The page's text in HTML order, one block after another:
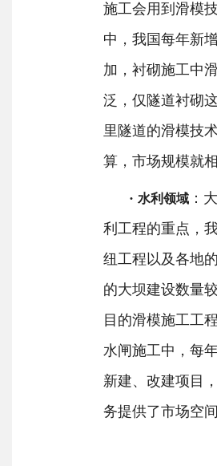
施工会用到滑模
中，我国每年新
加，衬砌施工中
泛，仅隧道衬砌
里隧道的滑模技
算，市场规模就相
· 水利领域：
利工程的重点，
纽工程以及各地
的大坝建设数量
目的滑模施工工
水闸施工中，每
新建、改建项目
务提供了市场空间